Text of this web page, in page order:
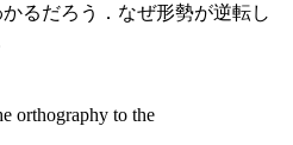
るだろう．なぜ形勢が逆転し
orthography to the